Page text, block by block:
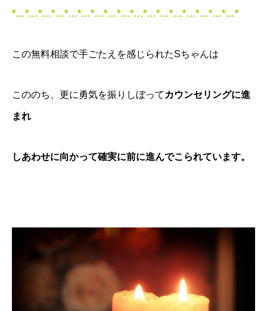
*…*…*…*…*…*…*…*…*…*…*…*…*…*…*…*…*…*
この無料相談で手ごたえを感じられたSちゃんは
こののち、更に勇気を振りしぼって カウンセリングに進
まれ
しあわせに向かって確実に前に進んでこられています。